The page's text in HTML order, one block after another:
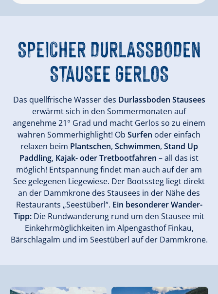
SPEICHER DURLASSBODEN S
TAUSEE GERLOS
Das quellfrische Wasser des Durlassboden Stausees
erwärmt sich in den Sommermonaten auf
angenehme 21° Grad und macht Gerlos so zu einem
wahren Sommerhighlight! Ob Surfen oder einfach
relaxen beim Plantschen, Schwimmen, Stand Up
Paddling, Kajak- oder Tretbootfahren – all das ist
möglich! Entspannung findet man auch auf der am
See gelegenen Liegewiese. Der Bootssteg liegt direkt
an der Dammkrone des Stausees in der Nähe des
Restaurants „Seestüberl“. Ein besonderer Wander-
Tipp: Die Rundwanderung rund um den Stausee mit
Einkehrmöglichkeiten im Alpengasthof Finkau,
Bärschlagalm und im Seestüberl auf der Dammkrone.